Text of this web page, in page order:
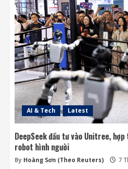
AI & Tech Latest
DeepSeek đầu tư vào Unitree,
robot hình người
By Hoàng Sơn (Theo Reuters) 7